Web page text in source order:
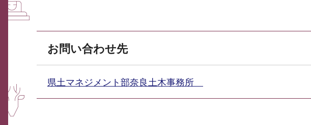
お問い合わせ先
県土マネジメント部奈良土木事務所